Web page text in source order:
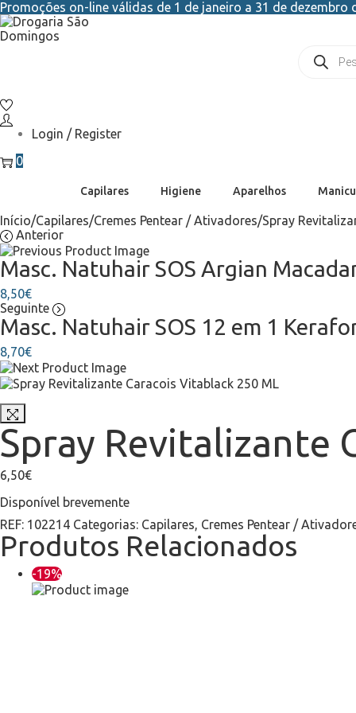
Promoções on-line válidas de 1 de janeiro a 31 de
Login / Register
0
Capilares Higiene Aparelhos
Início/Capilares/Cremes Pentear / Ativadores/Spray
Anterior
Masc. Natuhair SOS Argian
8,50€
Seguinte
Masc. Natuhair SOS 12 em 1
8,70€
Spray Revitalizante
6,50€
Disponível brevemente
REF: 102214 Categorias: Capilares, Cremes Pentear /
Produtos Relacionados
-19%